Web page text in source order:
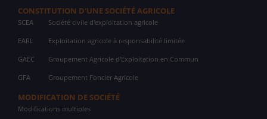
CONSTITUTION D'UNE SOCIÉTÉ AGRICOLE
SCEA Société civile d'exploitation agricole
EARL Exploitation agricole à responsabilité limitée
GAEC Groupement Agricole d'Exploitation en Commun
GFA Groupement Foncier Agricole
MODIFICATION DE SOCIÉTÉ
Modifications multiples